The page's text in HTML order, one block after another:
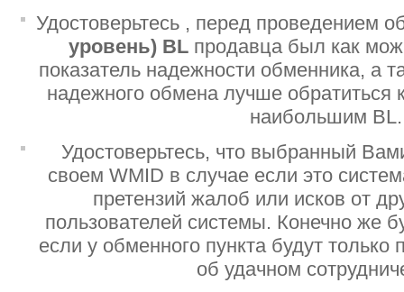
Удостоверьтесь , перед проведением
уровень) BL продавца был как
показатель надежности обменника, а
надежного обмена лучше
наибольшим BL.
Удостоверьтесь, что выбранный
своем WMID в случае если это
претензий жалоб или исков от
пользователей системы. Конечно же
если у обменного пункта будут
об удачном